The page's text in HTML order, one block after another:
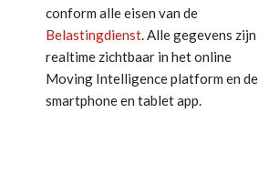
conform alle eisen van de
Belastingdienst . Alle gegevens zijn
realtime zichtbaar in het online
Moving Intelligence platform en de
smartphone en tablet app.